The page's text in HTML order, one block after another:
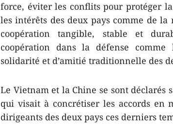
force, éviter les conflits pour protéger
les intérêts des deux pays comme de
coopération tangible, stable et
coopération dans la défense
solidarité et d’amitié traditionnelle des
Le Vietnam et la Chine se sont déclarés
qui visait à concrétiser les accords en
dirigeants des deux pays ces derniers